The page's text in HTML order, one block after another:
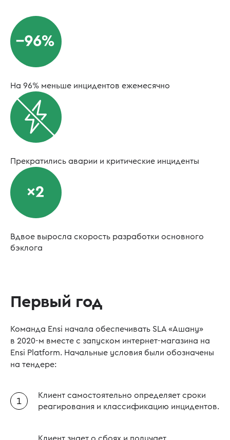
На 96% меньше инцидентов ежемесячно
Прекратились аварии и критические инциденты
Вдвое выросла скорость разработки основного
бэклога
Первый год
Команда Ensi начала обеспечивать SLA «Ашану»
в 2020-м вместе с запуском интернет-магазина на
Ensi Platform. Начальные условия были обозначены
на тендере:
Клиент самостоятельно определяет сроки
реагирования и классификацию инцидентов.
Клиент знает о сбоях и получает